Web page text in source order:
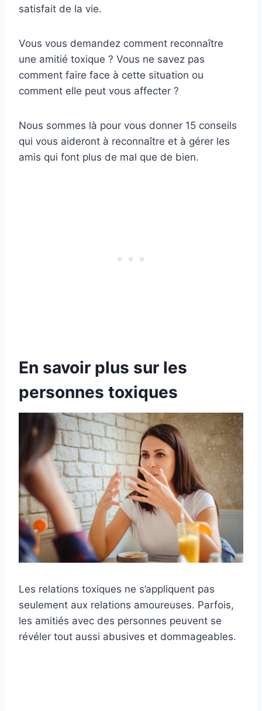
satisfait de la vie.
Vous vous demandez comment reconnaître
une amitié toxique ? Vous ne savez pas
comment faire face à cette situation ou
comment elle peut vous affecter ?
Nous sommes là pour vous donner 15 conseils
qui vous aideront à reconnaître et à gérer les
amis qui font plus de mal que de bien.
En savoir plus sur les
personnes toxiques
Les relations toxiques ne s’appliquent pas
seulement aux relations amoureuses. Parfois,
les amitiés avec des personnes peuvent se
révéler tout aussi abusives et dommageables.